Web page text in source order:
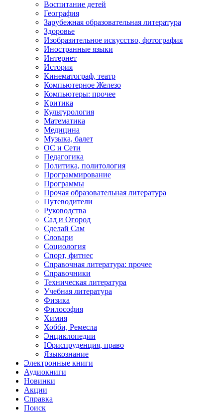
Воспитание детей
География
Зарубежная образовательная литература
Здоровье
Изобразительное искусство, фотография
Иностранные языки
Интернет
История
Кинематограф, театр
Компьютерное Железо
Компьютеры: прочее
Критика
Культурология
Математика
Медицина
Музыка, балет
ОС и Сети
Педагогика
Политика, политология
Программирование
Программы
Прочая образовательная литература
Путеводители
Руководства
Сад и Огород
Сделай Сам
Словари
Социология
Спорт, фитнес
Справочная литература: прочее
Справочники
Техническая литература
Учебная литература
Физика
Философия
Химия
Хобби, Ремесла
Энциклопедии
Юриспруденция, право
Языкознание
Электронные книги
Аудиокниги
Новинки
Акции
Справка
Поиск